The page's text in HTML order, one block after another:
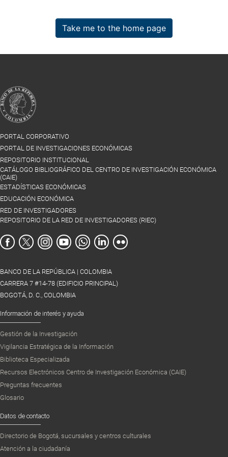
Take me to the home page
PORTAL CORPORATIVO
PORTAL DE INVESTIGACIONES ECONÓMICAS
REPOSITORIO INSTITUCIONAL
CATÁLOGO BIBLIOGRÁFICO DEL CENTRO DE INVESTIGACIÓN ECONÓMICA
(CAIE)
ESTADÍSTICAS ECONÓMICAS
EDUCACIÓN ECONÓMICA
RED DE INVESTIGADORES
REPOSITORIO DE LA RED DE INVESTIGADORES (RIEC)
BANCO DE LA REPÚBLICA | COLOMBIA
CARRERA 7 #14-78 (EDIFICIO PRINCIPAL)
BOGOTÁ, D. C., COLOMBIA
Información de interés y ayuda
Gestión de la Investigación
Vigilancia Estratégica de la Información
Biblioteca Especializada
Recursos Electrónicos Centro de Investigación Económica (CAIE)
Preguntas frecuentes
Glosario
Datos de contacto
Directorio de Bogotá, sucursales y centros culturales
Atención a la ciudadanía